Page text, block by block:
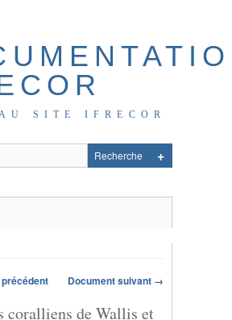
SITE IFRECOR
Document suivant →
coralliens de Wallis et